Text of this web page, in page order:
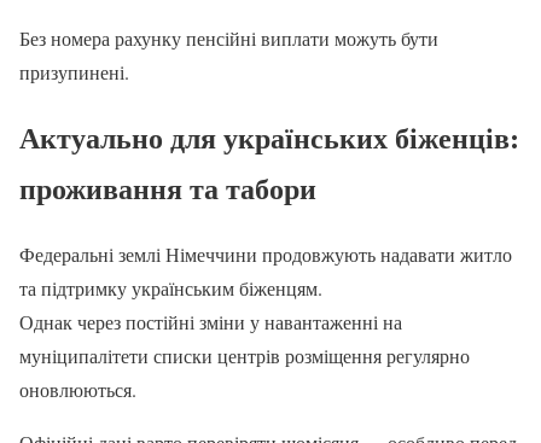
Без номера рахунку пенсійні виплати можуть бути
призупинені.
Актуально для українських біженців:
проживання та табори
Федеральні землі Німеччини продовжують надавати житло
та підтримку українським біженцям.
Однак через постійні зміни у навантаженні на
муніципалітети списки центрів розміщення регулярно
оновлюються.